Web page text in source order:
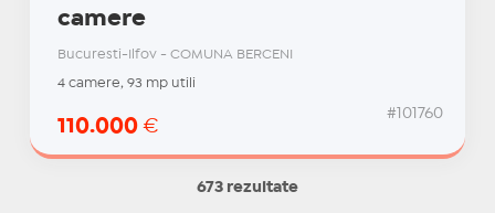
camere
Bucuresti-Ilfov - COMUNA BERCENI
4 camere, 93 mp utili
110.000 €
#101760
673 rezultate